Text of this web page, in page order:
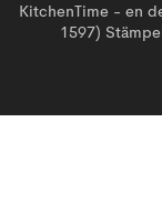
KitchenTime - en
1597)